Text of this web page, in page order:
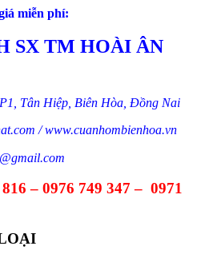
miễn phí:
SX TM HOÀI ÂN
Tân Hiệp, Biên Hòa, Đồng Nai
/ www.cuanhombienhoa.vn
– 0976 749 347 – 0971